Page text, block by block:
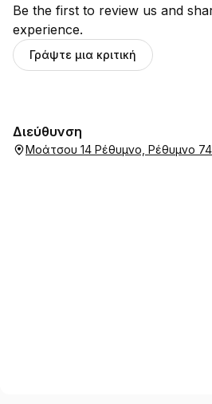
Be the first to review us and
experience.
Γράψτε μια κριτική
Διεύθυνση
Μοάτσου 14 Ρέθυμνο, Ρέθυμνο